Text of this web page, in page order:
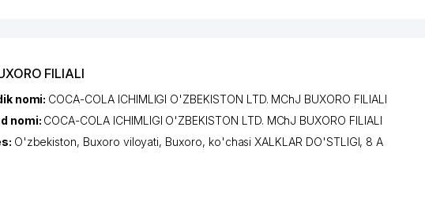
FILIALI
nomi: COCA-COLA ICHIMLIGI O'ZBEKISTON LTD. MChJ BUXORO FILIALI
nomi: COCA-COLA ICHIMLIGI O'ZBEKISTON LTD. MChJ BUXORO FILIALI
O'zbekiston, Buxoro viloyati, Buxoro, ko'chasi XALKLAR DO'STLIGI, 8 А